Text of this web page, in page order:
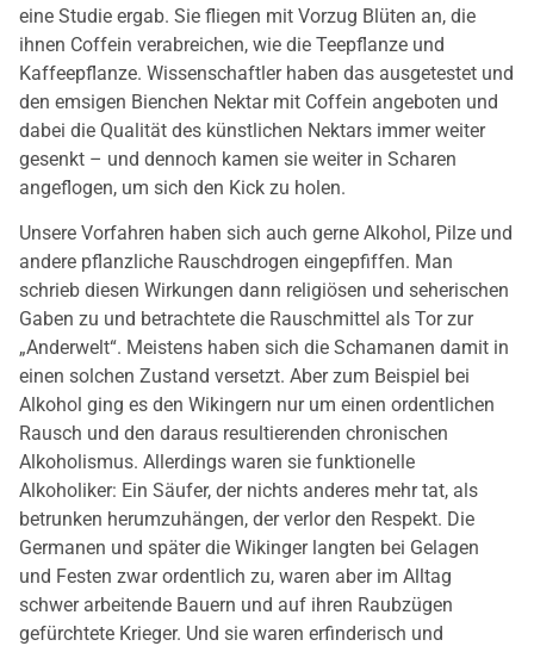
eine Studie ergab. Sie fliegen mit Vorzug Blüten an, die
ihnen Coffein verabreichen, wie die Teepflanze und
Kaffeepflanze. Wissenschaftler haben das ausgetestet und
den emsigen Bienchen Nektar mit Coffein angeboten und
dabei die Qualität des künstlichen Nektars immer weiter
gesenkt – und dennoch kamen sie weiter in Scharen
angeflogen, um sich den Kick zu holen.
Unsere Vorfahren haben sich auch gerne Alkohol, Pilze und
andere pflanzliche Rauschdrogen eingepfiffen. Man
schrieb diesen Wirkungen dann religiösen und seherischen
Gaben zu und betrachtete die Rauschmittel als Tor zur
„Anderwelt“. Meistens haben sich die Schamanen damit in
einen solchen Zustand versetzt. Aber zum Beispiel bei
Alkohol ging es den Wikingern nur um einen ordentlichen
Rausch und den daraus resultierenden chronischen
Alkoholismus. Allerdings waren sie funktionelle
Alkoholiker: Ein Säufer, der nichts anderes mehr tat, als
betrunken herumzuhängen, der verlor den Respekt. Die
Germanen und später die Wikinger langten bei Gelagen
und Festen zwar ordentlich zu, waren aber im Alltag
schwer arbeitende Bauern und auf ihren Raubzügen
gefürchtete Krieger. Und sie waren erfinderisch und